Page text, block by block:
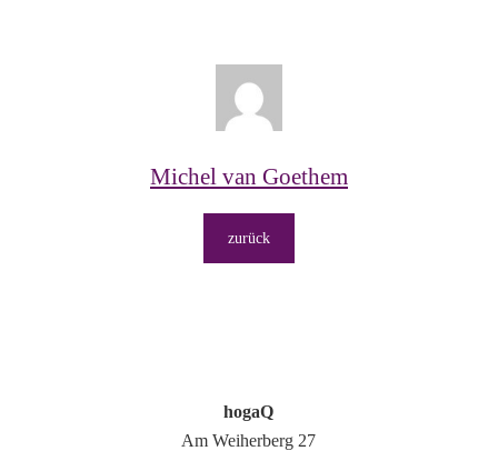
Michel van Goethem
zurück
hogaQ
Am Weiherberg 27